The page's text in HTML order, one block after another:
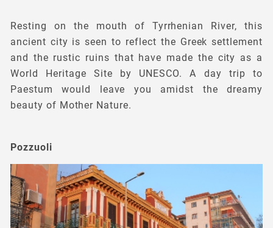
Resting on the mouth of Tyrrhenian River, this
ancient city is seen to reflect the Greek settlement
and the rustic ruins that have made the city as a
World Heritage Site by UNESCO. A day trip to
Paestum would leave you amidst the dreamy
beauty of Mother Nature.
Pozzuoli